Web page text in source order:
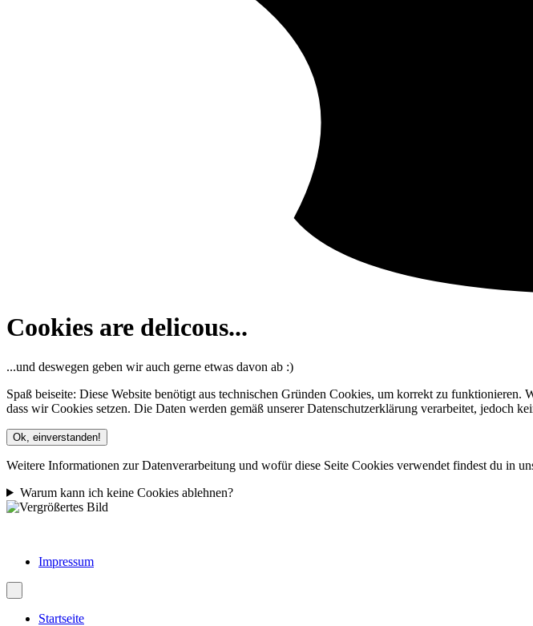
Cookies are delicous...
...und deswegen geben wir auch gerne etwas davon ab :)
Spaß beiseite: Diese Website benötigt aus technischen Gründen Cookies, um korrekt zu
dass wir Cookies setzen. Die Daten werden gemäß unserer Datenschutzerklärung verarbeitet, jedoch
Ok, einverstanden!
Weitere Informationen zur Datenverarbeitung und wofür diese Seite Cookies verwendet findest du in
Warum kann ich keine Cookies ablehnen?
Impressum
Startseite